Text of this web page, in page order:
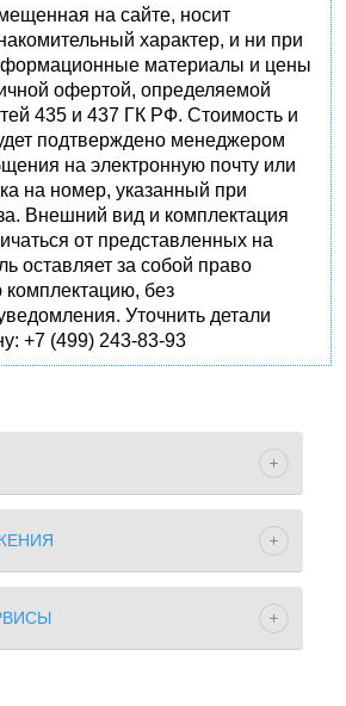
на сайте, носит
характер, и ни при
материалы и цены
офертой, определяемой
435 и 437 ГК РФ. Стоимость и
подтверждено менеджером
на электронную почту или
на номер, указанный при
Внешний вид и комплектация
от представленных на
оставляет за собой право
комплектацию, без
Уточнить детали
+7 (499) 243-83-93